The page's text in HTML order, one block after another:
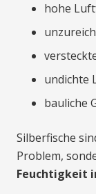
hohe
undichte
bauliche
Silberfische
Problem,
Feuchtigkeit